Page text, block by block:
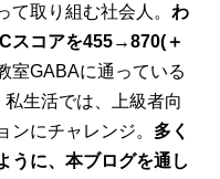
て取り組む社会人。 わ
スコアを455→870(＋
室GABAに通っている
生活では、上級者向
ンにチャレンジ。 多く
うに、本ブログを通し